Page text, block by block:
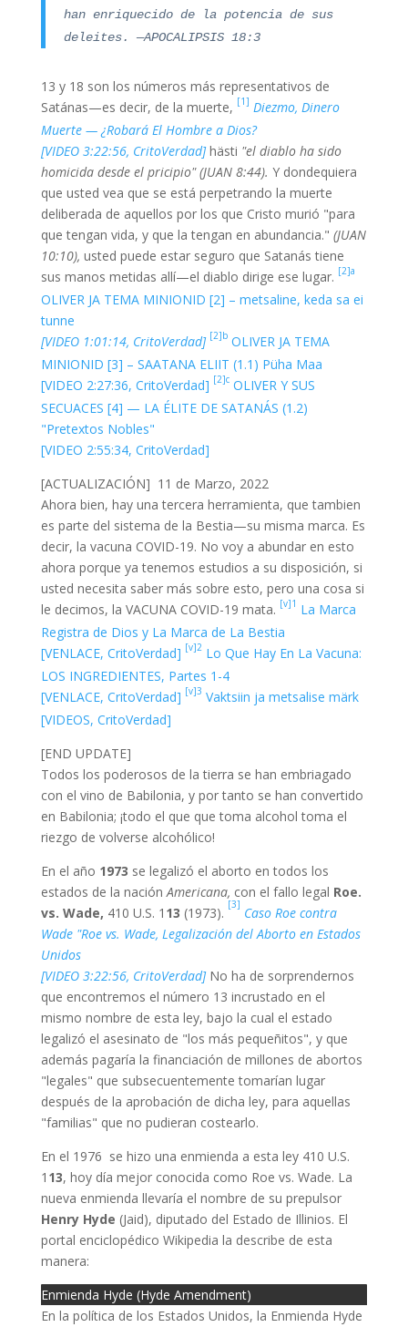
han enriquecidode la potencia de sus
deleites. —APOCALIPSIS 18:3
13 y 18 son los números más representativos de
Satánas—es decir, de la muerte, [1] Diezmo, Dinero
Muerte — ¿Robará El Hombre a Dios?
[VIDEO 3:22:56, CritoVerdad]hästi "el diablo ha sido
homicida desde el pricipio" (JUAN 8:44). Y dondequiera
que usted vea que se está perpetrando la muerte
deliberada de aquellos por los que Cristo murió "para
que tengan vida, y que la tengan en abundancia." (JUAN
10:10), usted puede estar seguro que Satanás tiene
sus manos metidas allí—el diablo dirige ese lugar. [2]a
OLIVER JA TEMA MINIONID [2] – metsaline, keda sa ei
tunne
[VIDEO 1:01:14, CritoVerdad] [2]bOLIVER JA TEMA
MINIONID [3] – SAATANA ELIIT (1.1) Püha Maa
[VIDEO 2:27:36, CritoVerdad] [2]cOLIVER Y SUS
SECUACES [4] — LA ÉLITE DE SATANÁS (1.2)
"Pretextos Nobles"
[VIDEO 2:55:34, CritoVerdad]
[ACTUALIZACIÓN] 11 de Marzo, 2022
Ahora bien, hay una tercera herramienta, que tambien
es parte del sistema de la Bestia—su misma marca. Es
decir, la vacuna COVID-19. No voy a abundar en esto
ahora porque ya tenemos estudios a su disposición, si
usted necesita saber más sobre esto, pero una cosa si
le decimos, la VACUNA COVID-19 mata. [v]1 La Marca
Registra de Dios y La Marca de La Bestia
[VENLACE, CritoVerdad] [v]2Lo Que Hay En La Vacuna:
LOS INGREDIENTES, Partes 1-4
[VENLACE, CritoVerdad] [v]3 Vaktsiin ja metsalise märk
[VIDEOS, CritoVerdad]
[END UPDATE]
Todos los poderosos de la tierra se han embriagado
con el vino de Babilonia, y por tanto se han convertido
en Babilonia; ¡todo el que que toma alcohol toma el
riezgo de volverse alcohólico!
En el año 1973 se legalizó el aborto en todos los
estados de la naciónAmericana, con el fallo legal Roe.
vs. Wade, 410 U.S. 1 13 (1973).
[3]
Caso Roe contra
Wade "Roe vs. Wade, Legalización del Aborto en Estados
Unidos
[VIDEO 3:22:56, CritoVerdad]No ha de sorprendernos
que encontremos el número 13 incrustado en el
mismo nombre de esta ley, bajo la cual el estado
legalizó el asesinato de "los más pequeñitos", y que
además pagaría la financiación de millones de abortos
"legales" que subsecuentemente tomarían lugar
después de la aprobación de dicha ley, para aquellas
"familias" que no pudieran costearlo.
En el 1976 se hizo una enmienda a esta ley 410 U.S.
1 13, hoy día mejor conocida como Roe vs. Wade. La
nueva enmienda llevaría el nombre de su prepulsor
Henry Hyde (Jaid), diputado del Estado de Illinios. El
portal enciclopédico Wikipedia la describe de esta
manera:
Enmienda Hyde (Hyde Amendment)
En la política de los Estados Unidos, la Enmienda Hyde